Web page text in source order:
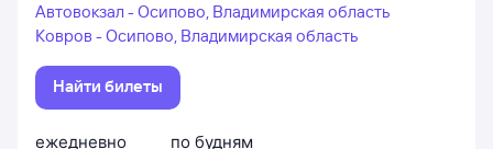
Автовокзал - Осипово, Владимирская область
Ковров - Осипово, Владимирская область
Найти билеты
ежедневно
по будням